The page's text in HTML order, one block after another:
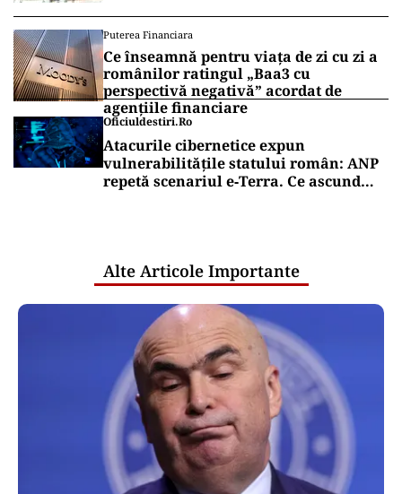
Puterea Financiara
Ce înseamnă pentru viața de zi cu zi a
românilor ratingul „Baa3 cu
perspectivă negativă” acordat de
agențiile financiare
Oficiuldestiri.ro
Atacurile cibernetice expun
vulnerabilitățile statului român: ANP
repetă scenariul e‑Terra. Ce ascund
Alte Articole Importante